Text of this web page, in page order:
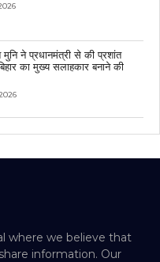
ने प्रधानमंत्री से की प्रशांत
का मुख्य सलाहकार बनाने की
where we believe that
information. Our